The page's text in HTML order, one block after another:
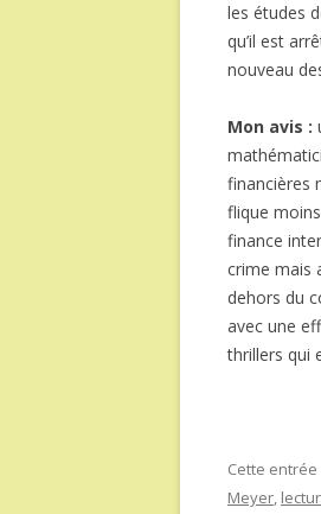
les études
qu’il est
nouveau
Mon avis :
financières
flique
finance
crime mais
dehors du
avec une
thrillers qui
Cette
Meyer,